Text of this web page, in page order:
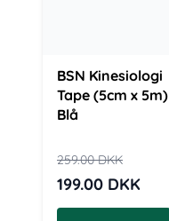
BSN Kinesiologi
Tape (5cm x 5m)
Blå
259.00DKK
199.00 DKK